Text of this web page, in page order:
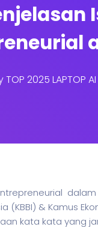
TOP 2025 LAPTOP AI
dalam
(KBBI) & Kamus
kata kata yang